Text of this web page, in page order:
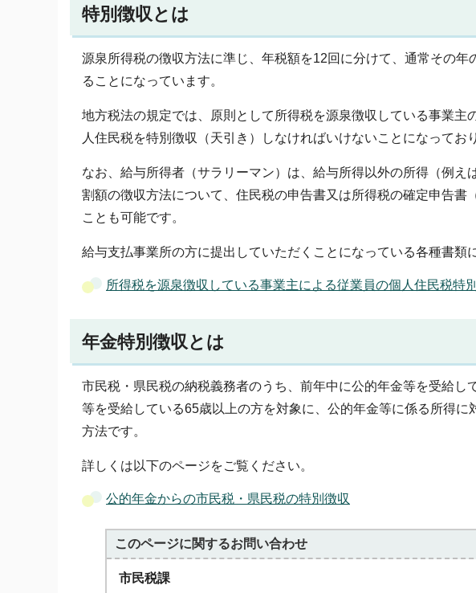
特別徴収とは
源泉所得税の徴収方法に準じ、年税額を12回に分けて、通常その
ることになっています。
地方税法の規定では、原則として所得税を源泉徴収している事業
人住民税を特別徴収（天引き）しなければいけないことになってお
なお、給与所得者（サラリーマン）は、給与所得以外の所得（例
割額の徴収方法について、住民税の申告書又は所得税の確定申告
ことも可能です。
給与支払事業所の方に提出していただくことになっている各種書類
所得税を源泉徴収している事業主による従業員の個人住民税特
年金特別徴収とは
市民税・県民税の納税義務者のうち、前年中に公的年金等を受給
等を受給している65歳以上の方を対象に、公的年金等に係る所得
方法です。
詳しくは以下のページをご覧ください。
公的年金からの市民税・県民税の特別徴収
このページに関するお問い合わせ
市民税課